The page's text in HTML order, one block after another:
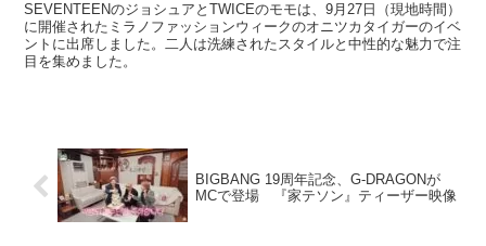
SEVENTEENのジョシュアとTWICEのモモは、9月27日（現地時間）
に開催されたミラノファッションウィークのオニツカタイガーのイベ
ントに出席しました。二人は洗練されたスタイルと中性的な魅力で注
目を集めました。
BIGBANG 19周年記念、G-DRAGONが
MCで登場 『家テソン』ティーザー映像